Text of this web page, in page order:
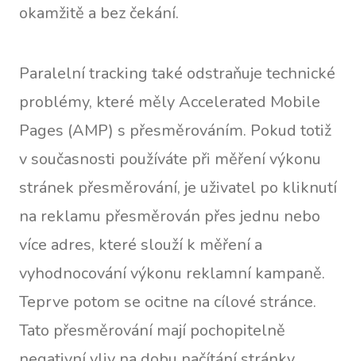
okamžitě a bez čekání.
Paralelní tracking také odstraňuje technické
problémy, které měly Accelerated Mobile
Pages (AMP) s přesměrováním. Pokud totiž
v současnosti používáte při měření výkonu
stránek přesměrování, je uživatel po kliknutí
na reklamu přesměrován přes jednu nebo
více adres, které slouží k měření a
vyhodnocování výkonu reklamní kampaně.
Teprve potom se ocitne na cílové stránce.
Tato přesměrování mají pochopitelně